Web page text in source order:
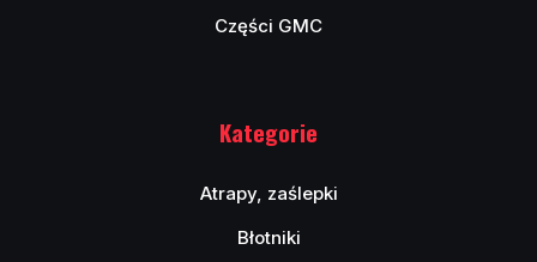
Części GMC
Kategorie
Atrapy, zaślepki
Błotniki